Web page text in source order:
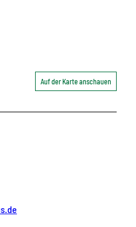
Auf der Karte anschauen